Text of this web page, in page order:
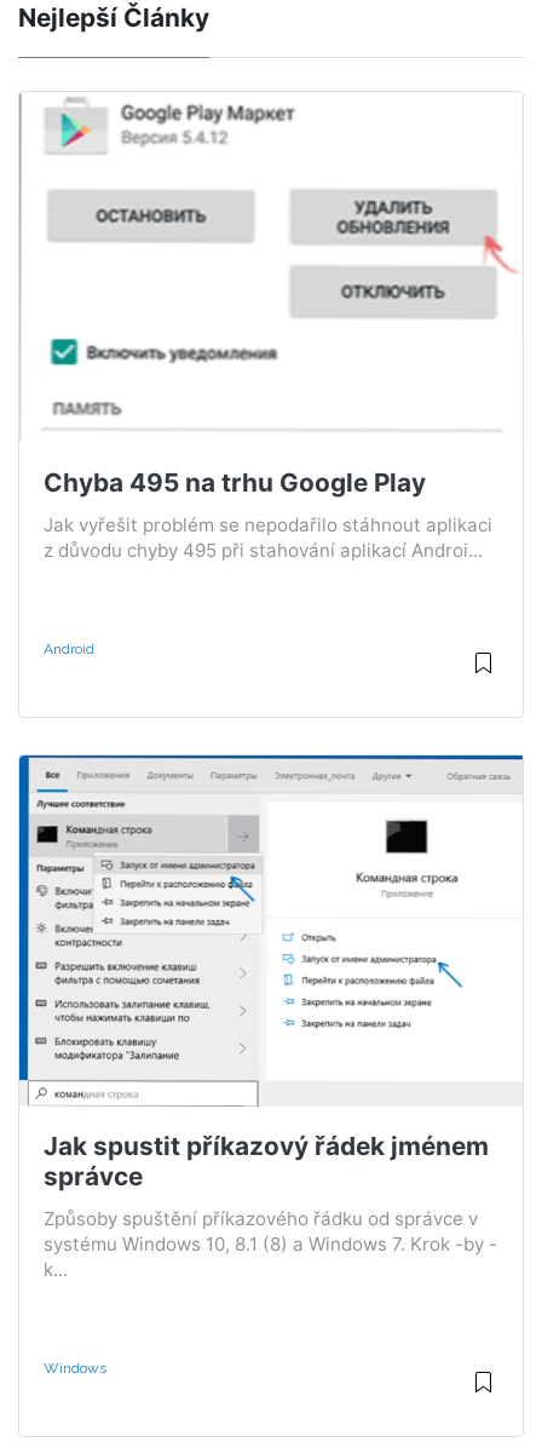
Nejlepší Články
Chyba 495 na trhu Google Play
Jak vyřešit problém se nepodařilo stáhnout aplikaci
z důvodu chyby 495 při stahování aplikací Androi...
Android
Jak spustit příkazový řádek jménem
správce
Způsoby spuštění příkazového řádku od správce v
systému Windows 10, 8.1 (8) a Windows 7. Krok -by -
k...
Windows